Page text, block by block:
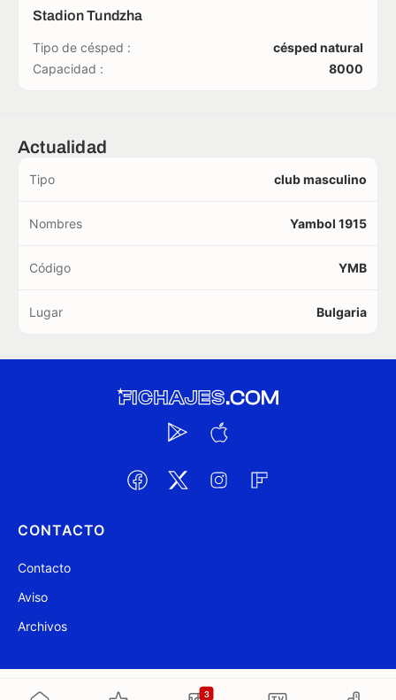
3
Stadion Tundzha
Tipo de césped :
césped natural
Capacidad :
8000
Actualidad
Tipo club masculino
Nombres Yambol 1915
Código YMB
Lugar Bulgaria
CONTACTO
Contacto
Aviso
Archivos